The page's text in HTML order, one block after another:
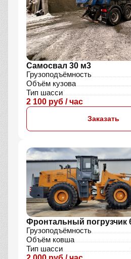
Самосвал 30 м3
Грузоподъёмность
Объём кузова
Тип шасси
2 100 руб / час
Заказать
Фронтальный погрузчик
Грузоподъёмность
Объём ковша
Тип шасси